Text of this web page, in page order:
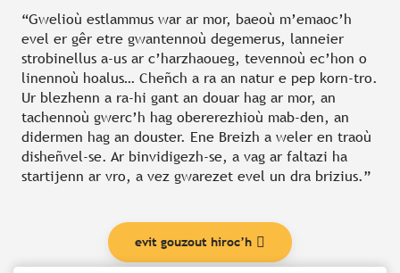
“Gwelioù estlammus war ar mor, baeoù m’emaoc’h
evel er gêr etre gwantennoù degemerus, lanneier
strobinellus a-us ar c’harzhaoueg, tevennoù ec’hon o
linennoù hoalus… Cheñch a ra an natur e pep korn-tro.
Ur blezhenn a ra-hi gant an douar hag ar mor, an
tachennoù gwerc’h hag obererezhioù mab-den, an
didermen hag an douster. Ene Breizh a weler en traoù
disheñvel-se. Ar binvidigezh-se, a vag ar faltazi ha
startijenn ar vro, a vez gwarezet evel un dra brizius.”
evit gouzout hiroc’h